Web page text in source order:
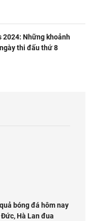
2024: Những khoảnh
thi đấu thứ 8
bóng đá hôm nay
Hà Lan đua